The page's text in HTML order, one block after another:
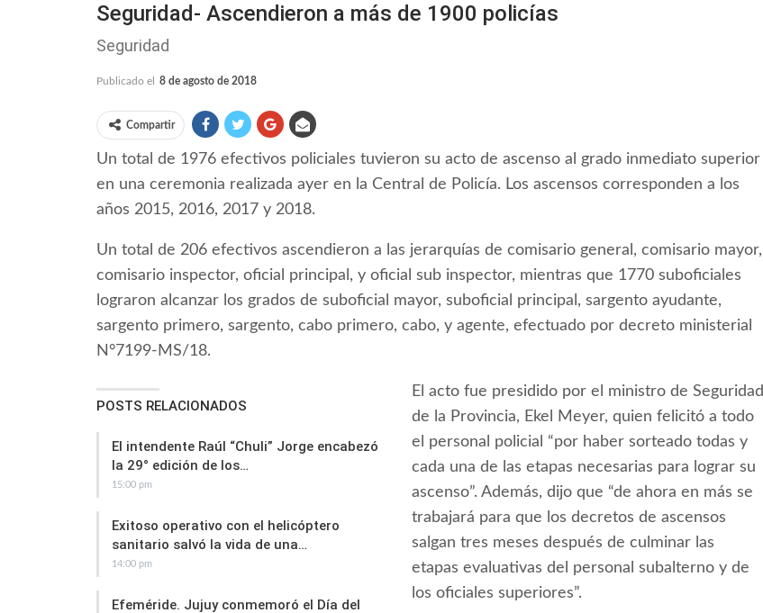
Seguridad- Ascendieron a más de 1900 policías
Seguridad
Publicado el 8 de agosto de 2018
Compartir
Un total de 1976 efectivos policiales tuvieron su acto de ascenso al grado inmediato superior
en una ceremonia realizada ayer en la Central de Policía. Los ascensos corresponden a los
años 2015, 2016, 2017 y 2018.
Un total de 206 efectivos ascendieron a las jerarquías de comisario general, comisario mayor,
comisario inspector, oficial principal, y oficial sub inspector, mientras que 1770 suboficiales
lograron alcanzar los grados de suboficial mayor, suboficial principal, sargento ayudante,
sargento primero, sargento, cabo primero, cabo, y agente, efectuado por decreto ministerial
N°7199-MS/18.
POSTS RELACIONADOS
El intendente Raúl “Chuli” Jorge encabezó
la 29° edición de los…
15:00 pm
Exitoso operativo con el helicóptero
sanitario salvó la vida de una…
14:00 pm
Efeméride. Jujuy conmemoró el Día del
El acto fue presidido por el ministro de Seguridad
de la Provincia, Ekel Meyer, quien felicitó a todo
el personal policial “por haber sorteado todas y
cada una de las etapas necesarias para lograr su
ascenso”. Además, dijo que “de ahora en más se
trabajará para que los decretos de ascensos
salgan tres meses después de culminar las
etapas evaluativas del personal subalterno y de
los oficiales superiores”.